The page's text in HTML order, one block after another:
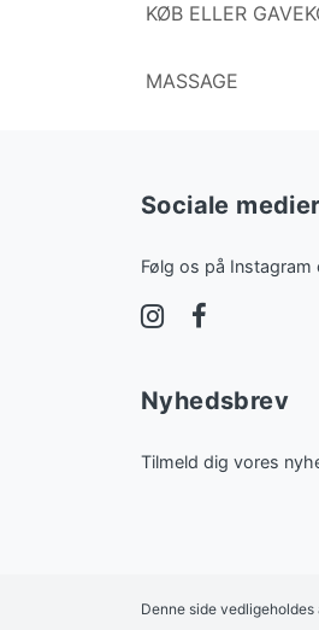
KØB ELLER
MASSAGE
Sociale medier
Følg os på Instagram
Nyhedsbrev
Tilmeld dig vores
Denne side vedligeholdes